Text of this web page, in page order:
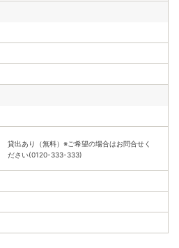
貸出あり（無料）※ご希望の場合はお問合せく
ださい(0120-333-333)